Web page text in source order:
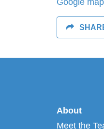
Google
About
Meet the